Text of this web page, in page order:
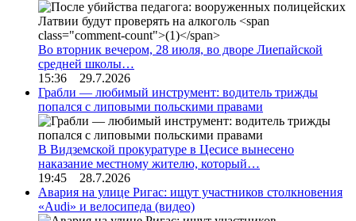
Во вторник вечером, 28 июля, во дворе Лиепайской
средней школы…
15:36 29.7.2026
Грабли — любимый инструмент: водитель трижды
попался с липовыми польскими правами
В Видземской прокуратуре в Цесисе вынесено
наказание местному жителю, который…
19:45 28.7.2026
Авария на улице Ригас: ищут участников столкновения
«Audi» и велосипеда (видео)